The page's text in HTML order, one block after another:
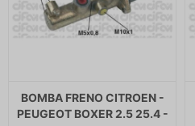
BOMBA FRENO CITROEN -
PEUGEOT BOXER 2.5 25.4 -